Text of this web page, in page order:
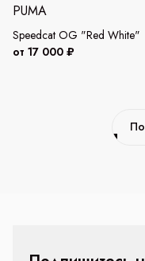
PUMA
Speedcat OG "Red White"
от 17 000 ₽